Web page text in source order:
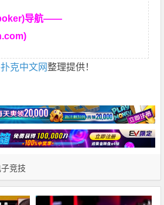
竞技
导航——
克中文网整理提供！